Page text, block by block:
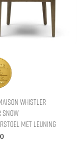
Whistler
Snow
met leuning